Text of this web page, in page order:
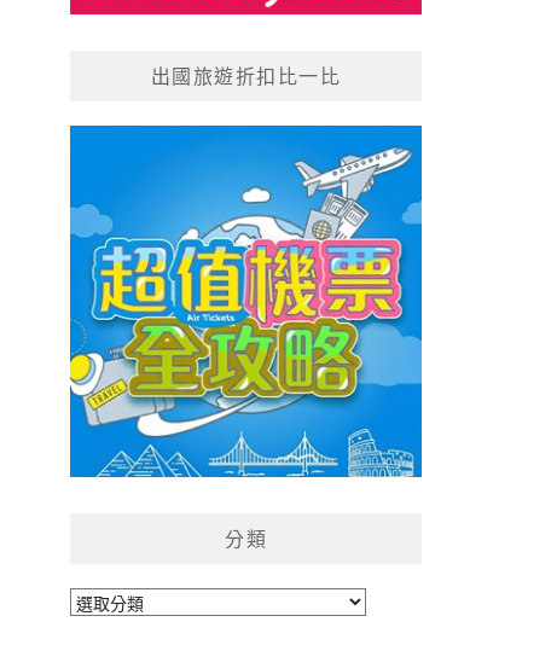
出國旅遊折扣比一比
分類
分